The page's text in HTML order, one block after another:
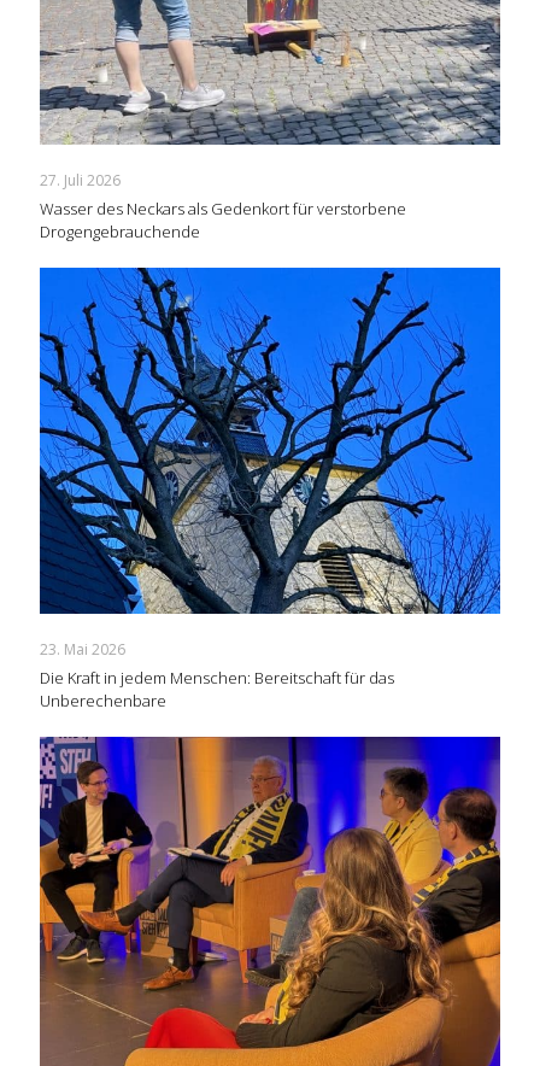
27. Juli 2026
Wasser des Neckars als Gedenkort für verstorbene
Drogengebrauchende
23. Mai 2026
Die Kraft in jedem Menschen: Bereitschaft für das
Unberechenbare